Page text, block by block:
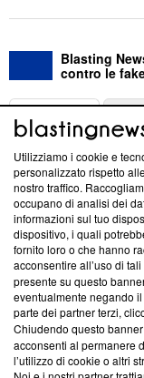
Blasting
contro le
ABOUT
Questa sezione
News, sui nostri
creare news di
‘Trust Project -
ancora membro del
parte; Trust Project
conformità agli
Su di noi
Team editoriale
Utilizziamo i cookie e
personalizzato rispetto
nostro traffico.
occupano di analisi dei
informazioni sul tuo
dispositivo, i quali
fornito loro o che hanno
acconsentire all’uso di
presente su questo
eventualmente negando
parte dei partner terzi,
Chiudendo questo
acconsenti al permanere
l’utilizzo di cookie o altri